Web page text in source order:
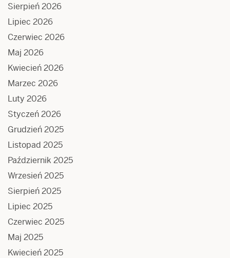
Sierpień 2026
Lipiec 2026
Czerwiec 2026
Maj 2026
Kwiecień 2026
Marzec 2026
Luty 2026
Styczeń 2026
Grudzień 2025
Listopad 2025
Październik 2025
Wrzesień 2025
Sierpień 2025
Lipiec 2025
Czerwiec 2025
Maj 2025
Kwiecień 2025